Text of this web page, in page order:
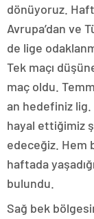
dönüyoruz.
Avrupa’dan ve
de lige
Tek maçı
maç oldu.
an hedefiniz
hayal ettiğimiz
edeceğiz. Hem
haftada
bulundu.
Sağ bek